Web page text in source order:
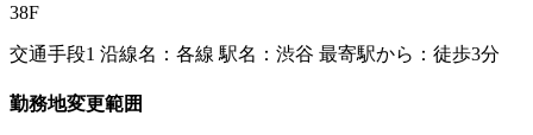
38F
交通手段1 沿線名：各線 駅名：渋谷 最寄駅から：徒歩3分
勤務地変更範囲